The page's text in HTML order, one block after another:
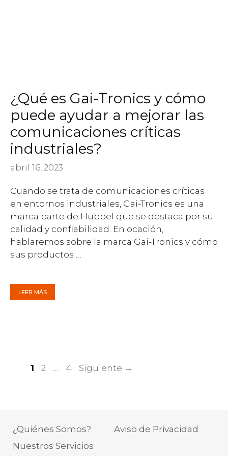
¿Qué es Gai-Tronics y cómo
puede ayudar a mejorar las
comunicaciones críticas
industriales?
abril 16, 2023
Cuando se trata de comunicaciones críticas
en entornos industriales, Gai-Tronics es una
marca parte de Hubbel que se destaca por su
calidad y confiabilidad. En ocación,
hablaremos sobre la marca Gai-Tronics y cómo
sus productos …
LEER MÁS
Página
1 Página
2 Página
4 Siguiente →
¿Quiénes Somos?
Nuestros Servicios
Aviso de Privacidad